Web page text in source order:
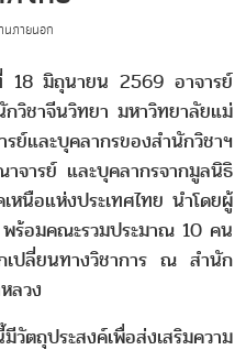
นภายนอก
น 2569 อาจารย์
วิชาจีนวิทยา มหาวิทยาลัยแม่
ละบุคลากรของสำนักวิชาฯ
จารย์ และบุคลากรจากมูลนิธิ
หนือแห่งประเทศไทย นำโดยผู้
ร้อมคณะรวมประมาณ 10 คน
กเปลี่ยนทางวิชาการ ณ สำนัก
ลวง
ประสงค์เพื่อส่งเสริมความ